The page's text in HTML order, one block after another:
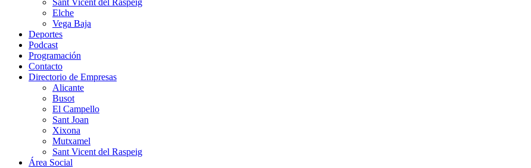
Sant Vicent del Raspeig
Elche
Vega Baja
Deportes
Podcast
Programación
Contacto
Directorio de Empresas
Alicante
Busot
El Campello
Sant Joan
Xixona
Mutxamel
Sant Vicent del Raspeig
Área Social